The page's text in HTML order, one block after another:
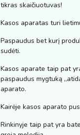
tikras skaičiuotuvas!
Kasos aparatas turi
Paspaudus bet kurį
sudėti.
Kasos aparate taip pat
paspaudus mygtuką
aparato.
Kairėje kasos aparato
Rinkinyje taip pat yra